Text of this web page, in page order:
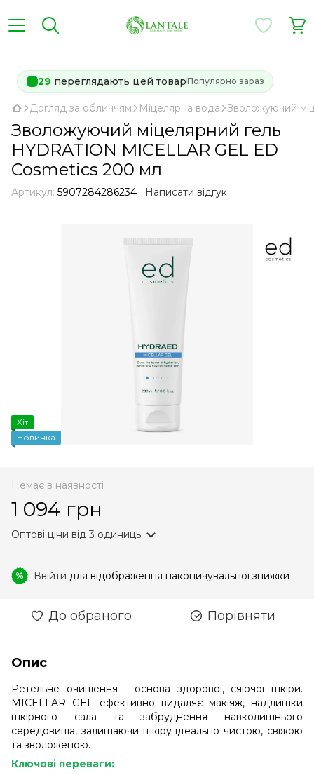
29 переглядають цей товарПопулярно зараз
Догляд за обличчям Міцелярна вода Зволожуючий
Зволожуючий міцелярний гель
HYDRATION MICELLAR GEL ED
Cosmetics 200 мл
Артикул: 5907284286234 Написати відгук
Хіт
Новинка
Немає в наявності
1 094 грн
Оптові ціни від 3 одиниць
% Ввійти для відображення накопичувальної знижки
До обраного Порівняти
Опис
Ретельне очищення - основа здорової, сяючої шкіри.
MICELLAR GEL ефективно видаляє макіяж, надлишки
шкірного сала та забруднення навколишнього
середовища, залишаючи шкіру ідеально чистою, свіжою
та зволоженою.
Ключові переваги: